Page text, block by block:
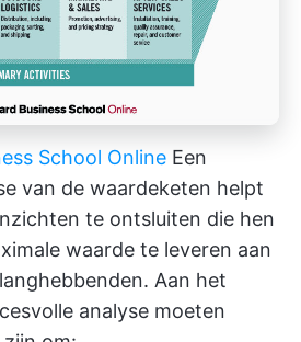
School Online Een
van de waardeketen helpt
te ontsluiten die hen
waarde te leveren aan
Aan het
analyse moeten